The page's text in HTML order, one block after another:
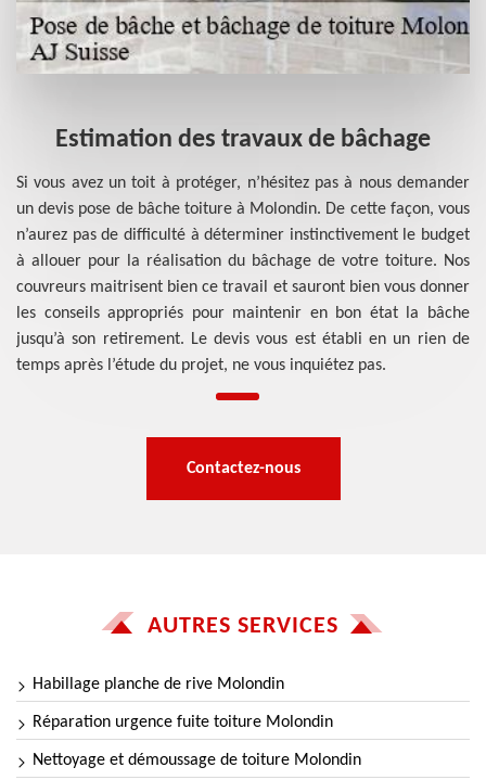
Estimation des travaux de bâchage
Si vous avez un toit à protéger, n’hésitez pas à nous demander
un devis pose de bâche toiture à Molondin. De cette façon, vous
n’aurez pas de difficulté à déterminer instinctivement le budget
à allouer pour la réalisation du bâchage de votre toiture. Nos
couvreurs maitrisent bien ce travail et sauront bien vous donner
les conseils appropriés pour maintenir en bon état la bâche
jusqu’à son retirement. Le devis vous est établi en un rien de
temps après l’étude du projet, ne vous inquiétez pas.
Contactez-nous
AUTRES SERVICES
Habillage planche de rive Molondin
Réparation urgence fuite toiture Molondin
Nettoyage et démoussage de toiture Molondin